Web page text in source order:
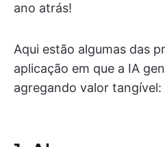
ano atrás!
Aqui estão algumas das
aplicação em que a IA
agregando valor tangível: